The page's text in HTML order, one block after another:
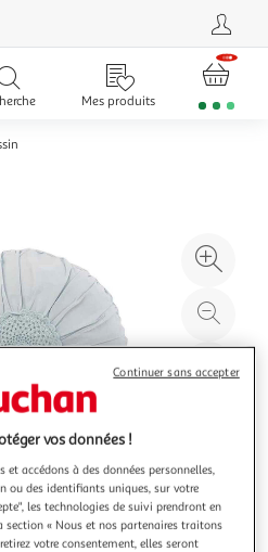
Mes produits
à
Illustration
précédente
Illustration
suivante
vos données !
accédons à des données personnelles,
ou des identifiants uniques, sur votre
les technologies de suivi prendront en
section « Nous et nos partenaires traitons
votre consentement, elles seront
Continuer sans accepter